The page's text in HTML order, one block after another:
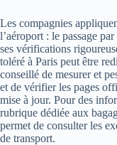
Les compagnies
l’aéroport : le passage
ses vérifications
toléré à Paris peut être
conseillé de mesurer et
et de vérifier les pages
mise à jour. Pour des
rubrique dédiée aux
permet de consulter les
de transport.